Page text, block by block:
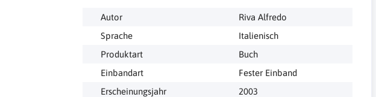
Autor
Riva Alfredo
Sprache
Italienisch
Produktart
Buch
Einbandart
Fester Einband
Erscheinungsjahr
2003